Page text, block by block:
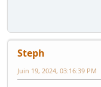
Steph
Juin 19, 2024, 03:16:39 PM